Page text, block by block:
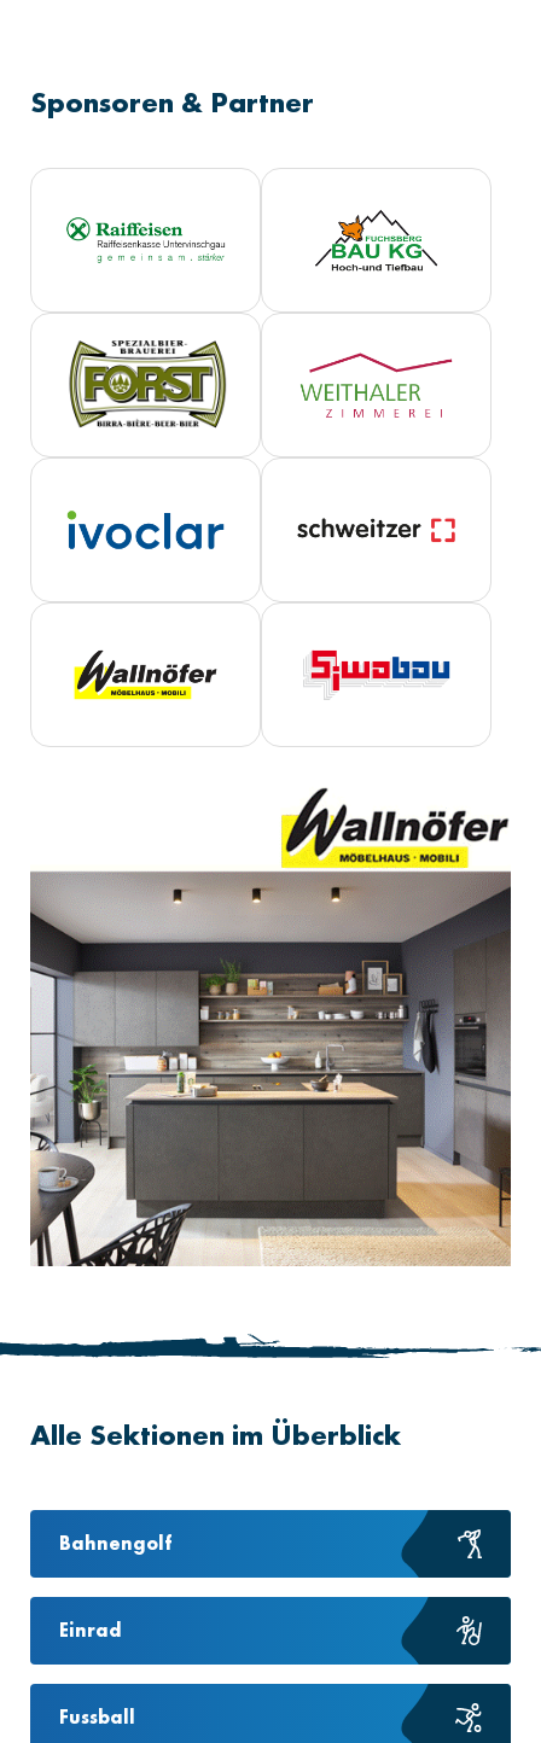
Sponsoren & Partner
Alle Sektionen im Überblick
Bahnengolf
Einrad
Fussball